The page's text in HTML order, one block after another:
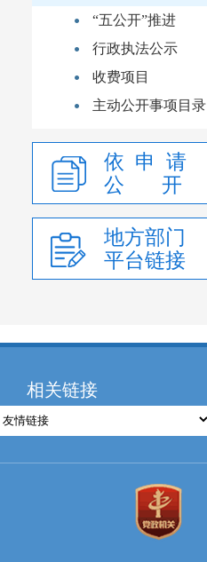
“五公开”推进
行政执法公示
收费项目
主动公开事项目录
依 申 请
公 开
地方部门
平台链接
相关链接